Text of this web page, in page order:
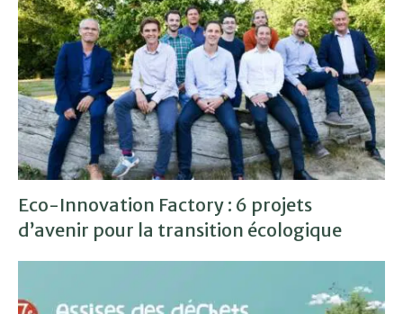
Eco-Innovation Factory : 6 projets
d’avenir pour la transition écologique